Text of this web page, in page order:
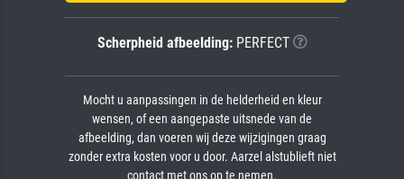
Scherpheid afbeelding:PERFECT
Mocht u aanpassingen in de helderheid en kleur
wensen, of een aangepaste uitsnede van de
afbeelding, dan voeren wij deze wijzigingen graag
zonder extra kosten voor u door. Aarzel alstublieft niet
contact met ons op te nemen.